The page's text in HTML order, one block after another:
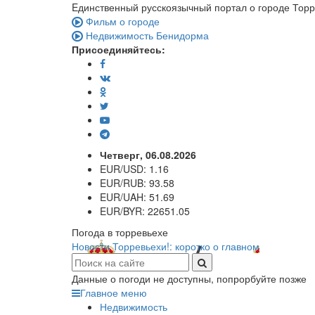
Eдинственный русскоязычный портал о городе
Фильм о городе
Недвижимость Бенидорма
Присоединяйтесь:
Четверг, 06.08.2026
EUR/USD: 1.16
EUR/RUB: 93.58
EUR/UAH: 51.69
EUR/BYR: 22651.05
Погода в торревьехе
Новости Торревьехи!: коротко о главном
Данные о погоди не доступны, попрорбуйте позже
Главное меню
Недвижимость